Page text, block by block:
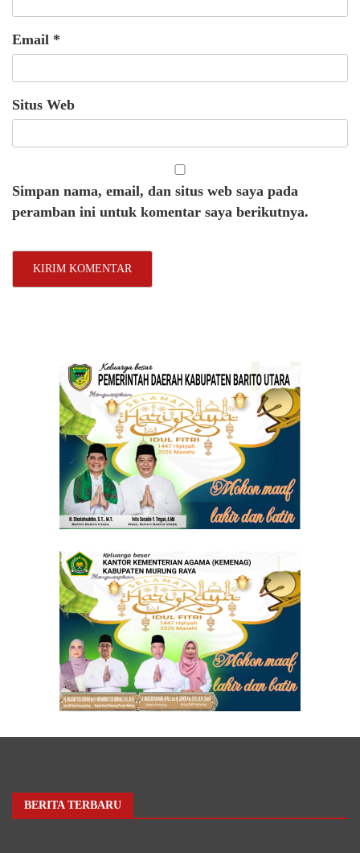
Email *
Situs Web
Simpan nama, email, dan situs web saya pada
peramban ini untuk komentar saya berikutnya.
BERITA TERBARU